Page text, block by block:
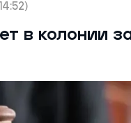
в колонии